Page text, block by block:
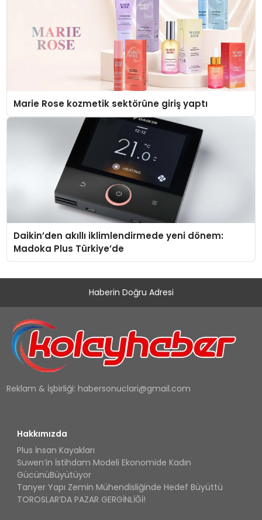
Marie Rose kozmetik sektörüne giriş yaptı
Daikin’den akıllı iklimlendirmede yeni dönem:
Madoka Plus Türkiye’de
Haberin Doğru Adresi
Reklam & İşbirliği: habersonuclari@gmail.com
Hakkımızda
Plus İnsan Kayakları
Suwen’in İstihdam Modeli Ekonomide Kadın
GücünüBüyütüyor
Tanyer Yapı Zemin Mühendisliğinde Hedef Büyüttü
TOROSLAR’DA PAZAR GERGİNLİĞİ!